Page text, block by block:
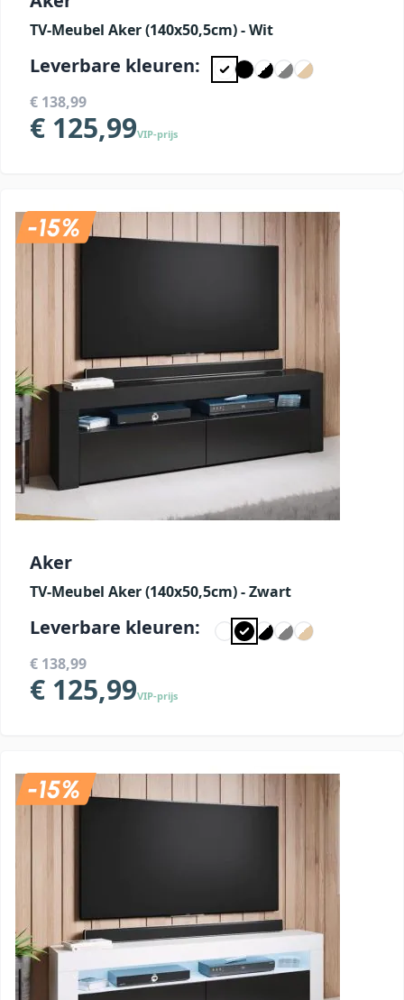
TV-Meubel Aker (140x50,5cm) - Wit
Leverbare kleuren:
€ 138,99
€ 125,99VIP-prijs
Aker
TV-Meubel Aker (140x50,5cm) - Zwart
Leverbare kleuren:
€ 138,99
€ 125,99VIP-prijs